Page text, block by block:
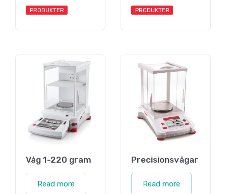
PRODUKTER PRODUKTER
Våg 1-220 gram
Read more
Precisionsvågar
Read more